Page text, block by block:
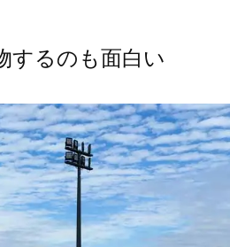
するのも面白い